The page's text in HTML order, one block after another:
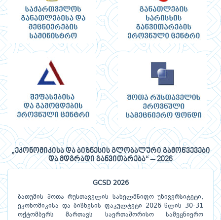
„ეკონომიკისა და ბიზნესის გლობალური გამოწვევები
და მდგრადი განვითარება“ – 2026
GCSD 2026
ბათუმის შოთა რუსთაველის სახელმწიფო უნივერსიტეტი,
ეკონომიკისა და ბიზნესის ფაკულტეტი 2026 წლის 30-31
ოქტომბერს მართავს საერთაშორისო სამეცნიერო